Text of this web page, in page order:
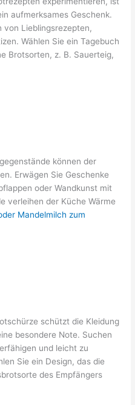
aufmerksames Geschenk.
von Lieblingsrezepten,
Wählen Sie ein Tagebuch
Brotsorten, z. B. Sauerteig,
können der
Erwägen Sie Geschenke
oder Wandkunst mit
verleihen der Küche Wärme
Mandelmilch zum
schützt die Kleidung
besondere Note. Suchen
und leicht zu
Sie ein Design, das die
des Empfängers